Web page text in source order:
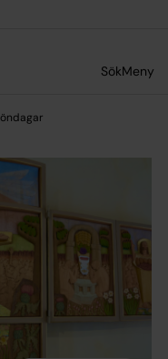
SökMeny